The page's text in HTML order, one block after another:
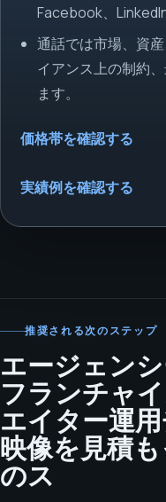
Facebook、
通話では市場、資
イアンス上の制約
ます。
価格帯を確認する
実績例を確認する
推奨される次のステップ
エージェン
フランチャ
エイター運
映像を見積
のス